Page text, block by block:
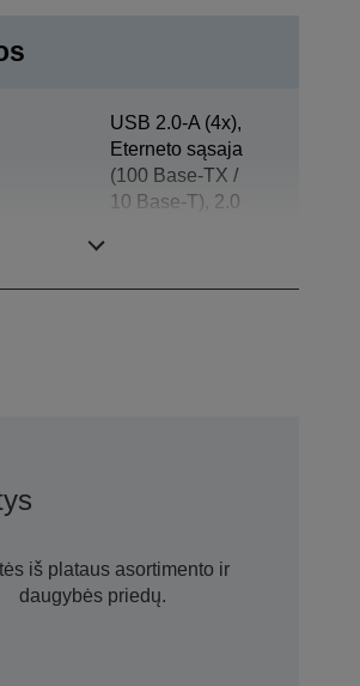
USB 2.0-A (4x),
Eterneto sąsaja
(100 Base-TX /
10 Base-T), 2.0
iš plataus asortimento ir
daugybės priedų.